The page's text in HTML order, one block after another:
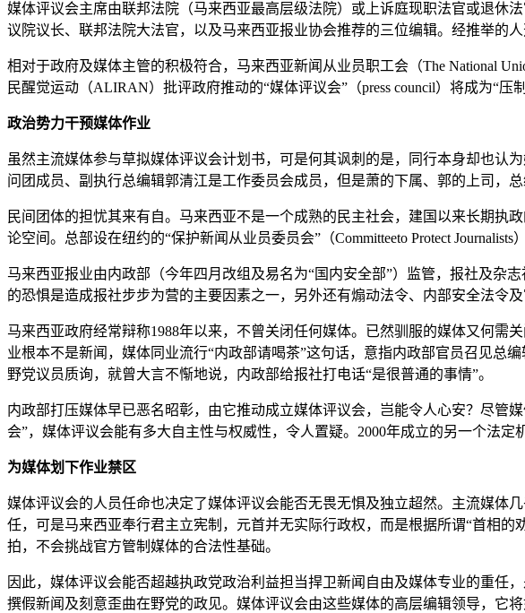
媒体评议会主席由联邦法院（马来西亚最高层级法院）或上诉庭现职法官或退休
议院议长、联邦法院大法官，以及马来西亚报业协会推荐的三位编辑。经推举的
相对于政府及媒体主管的积极符合，马来西亚新闻从业员职工会（The National
民醒觉运动（ALIRAN）批评政府推动的“媒体评议会”（press council）将成为“压
政治势力干预媒体作业
虽然主流媒体参与草拟媒体评议会计划书，可是何其讽刺的是，同行本身却也认
问团成员、副执行总编辑郭清江是工作委员会成员，但是萧的下属、郭的上司，
民间团体的担忧其来有自。马来西亚不是一个成熟的民主社会，建国以来长期
论空间。总部设在纽约的“保护新闻从业员委员会”（Committeeto Protect
马来西亚报业由内政部（今年四月改组及易名为“国内安全部”）监管，报社及杂
的恐惧是造成报社步步为营的主要因素之一，另外还有煽动法令、内部安全法令
马来西亚政府经常辩称1988年以来，不曾关闭任何媒体。已然驯服的媒体又何
业根本不是新闻，媒体同业流行“内政部请喝茶”这句话，意指内政部官员召见总
野党议员质询，就曾大言不惭地说，内政部给报社打电话“是很普通的事情”。
内政部打压媒体早已恶名昭彰，由它推动成立媒体评议会，岂能令人心安？尽管
会”，媒体评议会能有多大自主性与权威性，令人置疑。2000年成立的另一个法定
为媒体划下作业禁区
媒体评议会的人员任命也决定了媒体评议会能否无畏无惧及独立超然。主流媒体
任，可是马来西亚奉行君主立宪制，元首并无实际行政权，而是根据所谓“首相
拍，不会挑战官方管制媒体的合法性基础。
因此，媒体评议会能否超越执政党政治利益担当捍卫新闻自由及媒体专业的重任
撰假新闻及刻意歪曲在野党的政见。媒体评议会由这些媒体的高层编辑领导，它